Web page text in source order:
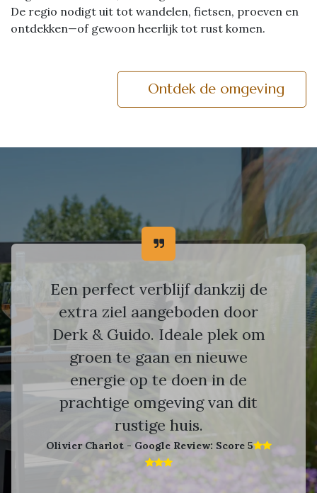
De regio nodigt uit tot wandelen, fietsen, proeven en
ontdekken—of gewoon heerlijk tot rust komen.
Ontdek de omgeving
Een perfect verblijf dankzij de
extra ziel aangeboden door
Derk & Guido. Ideale plek om
groen te gaan en nieuwe
energie op te doen in de
prachtige omgeving van dit
rustige huis.
Olivier Charlot - Google Review: Score 5​